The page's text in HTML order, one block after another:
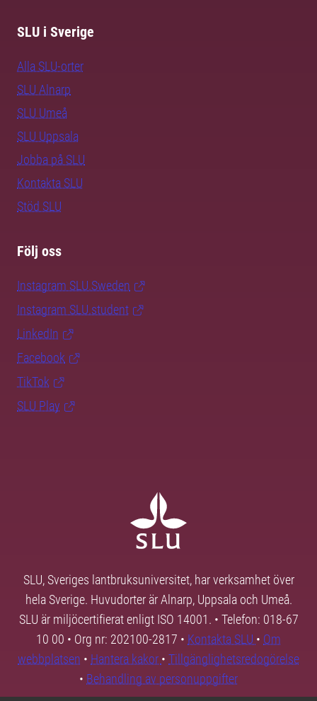
SLU i Sverige
Alla SLU-orter
SLU Alnarp
SLU Umeå
SLU Uppsala
Jobba på SLU
Kontakta SLU
Stöd SLU
Följ oss
Instagram SLU.Sweden
Instagram SLU.student
LinkedIn
Facebook
TikTok
SLU Play
SLU, Sveriges lantbruksuniversitet, har verksamhet över
hela Sverige. Huvudorter är Alnarp, Uppsala och Umeå.
SLU är miljöcertifierat enligt ISO 14001. • Telefon: 018-67
10 00 • Org nr: 202100-2817 • Kontakta SLU • Om
webbplatsen • Hantera kakor • Tillgänglighetsredogörelse
• Behandling av personuppgifter